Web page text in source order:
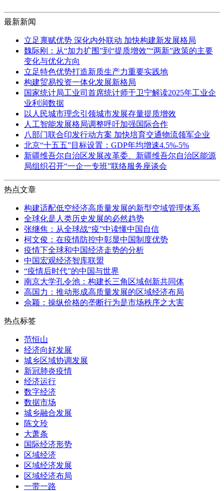
最新新闻
立足禀赋优势 深化内外联动 加快构建新发展格局
魏际刚：从“加力扩围”到“提质增效”“两新”政策的主要
变化与优化方向
立足特色优势打造新质生产力重要实践地
构建贸易投资一体化发展新格局
国家统计局工业司首席统计师于卫宁解读2025年工业企
业利润数据
以人民城市理念引领城市发展存量提质增效
人工智能发展格局调整呼吁加强国际合作
八部门联合印发行动方案 加快培育交通物流领军企业
北京“十五五”目标设置：GDP年均增速4.5%-5%
新疆维吾尔自治区发展改革委、新疆维吾尔自治区能源
局组织召开“一企一专班”联络服务座谈会
热点文章
构建适配低空经济高质量发展的新型空域管理体系
全球化是人类历史发展的必然趋势
张继焦：从全球战“疫”中读懂中国自信
柯文俊：在疫情防控中彰显中国制度优势
疫情下全球和中国经济走势的分析
中国宏观经济智库联盟
“疫情后时代”的中国与世界
南京大学孔令池：构建长三角区域创新共同体
高国力：推动形成高质量发展的区域经济布局
佘颖：操纵价格的垄断行为是市场秩序之大害
热点标签
范恒山
经济向好发展
城乡区域协调发展
新冠肺炎疫情
经济运行
数字经济
数据市场
城乡融合发展
陈文玲
大萧条
国际经济形势
区域经济
区域经济发展
区域经济布局
一带一路